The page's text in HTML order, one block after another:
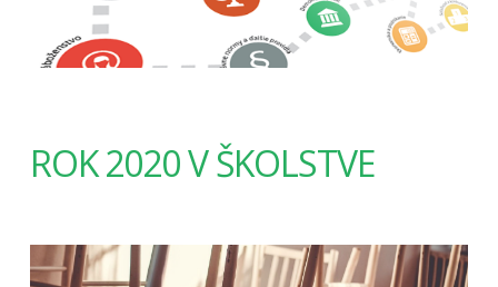
ROK 2020 V ŠKOLSTVE